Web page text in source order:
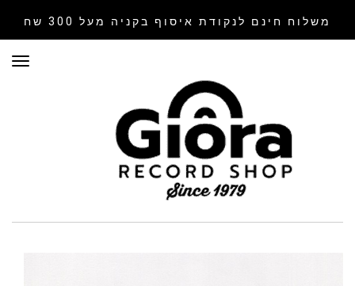
משלוח חינם לנקודת איסוף בקניה מעל 300 שח